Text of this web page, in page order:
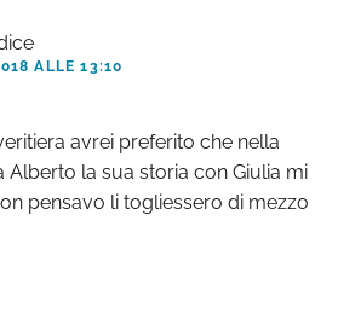
ALLE 13:10
avrei preferito che nella
Alberto la sua storia con Giulia mi
pensavo li togliessero di mezzo